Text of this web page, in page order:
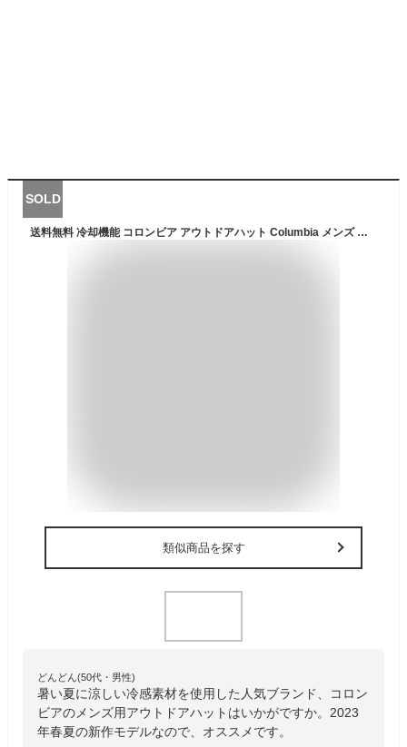
SOLD
送料無料 冷却機能 コロンビア アウトドアハット Columbia メンズ レディース Coolhead II Zero Booney サンシェード UVカット 冷感 速乾 帽子 登山 トレッキング アウトドア キャンプ ハイキング フェス CU0133 2023春夏新色 【あす楽対応】
類似商品を探す
どんどん(50代・男性)
暑い夏に涼しい冷感素材を使用した人気ブランド、コロン
ビアのメンズ用アウトドアハットはいかがですか。2023
年春夏の新作モデルなので、オススメです。